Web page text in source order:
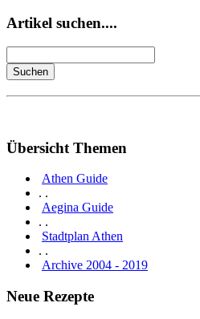
Artikel suchen....
Übersicht Themen
Athen Guide
. .
Aegina Guide
. .
Stadtplan Athen
. .
Archive 2004 - 2019
Neue Rezepte